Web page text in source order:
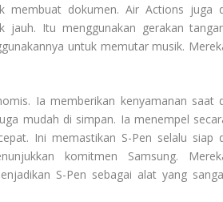
membuat dokumen. Air Actions juga
jauh. Itu menggunakan gerakan
untuk memutar musik.
Ia memberikan kenyamanan saat
mudah di simpan. Ia menempel
Ini memastikan S-Pen selalu siap
komitmen Samsung.
S-Pen sebagai alat yang